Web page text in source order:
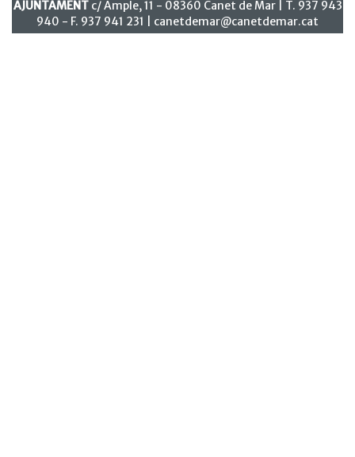
AJUNTAMENTc/ Ample, 11 - 08360 Canet de Mar | T. 937 943
940 - F. 937 941 231 | canetdemar@canetdemar.cat